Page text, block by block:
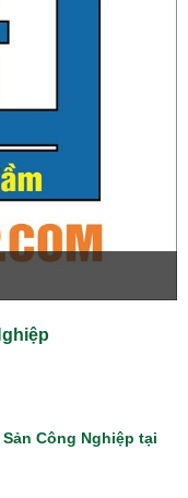
Công Nghiệp tại